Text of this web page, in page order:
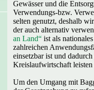
Gewässer und die
Verwendungs-bzw.
selten genutzt, deshalb
der auch alternativ
an Land“ ist als
zahlreichen
einsetzbar ist und
Kreislaufwirtschaft leisten
Um den Umgang mit